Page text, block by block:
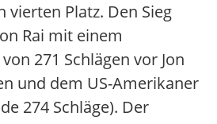
vierten Platz. Den Sieg
Rai mit einem
271 Schlägen vor Jon
und dem US-Amerikaner
274 Schläge). Der